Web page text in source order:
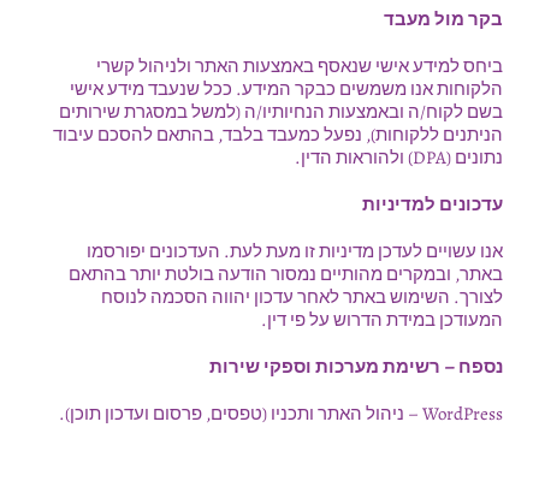
בקר מול מעבד
ביחס למידע אישי שנאסף באמצעות האתר ולניהול קשרי
הלקוחות אנו משמשים כבקר המידע. ככל שנעבד מידע אישי
בשם לקוח/ה ובאמצעות הנחיותיו/ה (למשל במסגרת שירותים
הניתנים ללקוחות), נפעל כמעבד בלבד, בהתאם להסכם עיבוד
נתונים (DPA) ולהוראות הדין.
עדכונים למדיניות
אנו עשויים לעדכן מדיניות זו מעת לעת. העדכונים יפורסמו
באתר, ובמקרים מהותיים נמסור הודעה בולטת יותר בהתאם
לצורך. השימוש באתר לאחר עדכון יהווה הסכמה לנוסח
המעודכן במידת הדרוש על פי דין.
נספח – רשימת מערכות וספקי שירות
WordPress – ניהול האתר ותכניו (טפסים, פרסום ועדכון תוכן).